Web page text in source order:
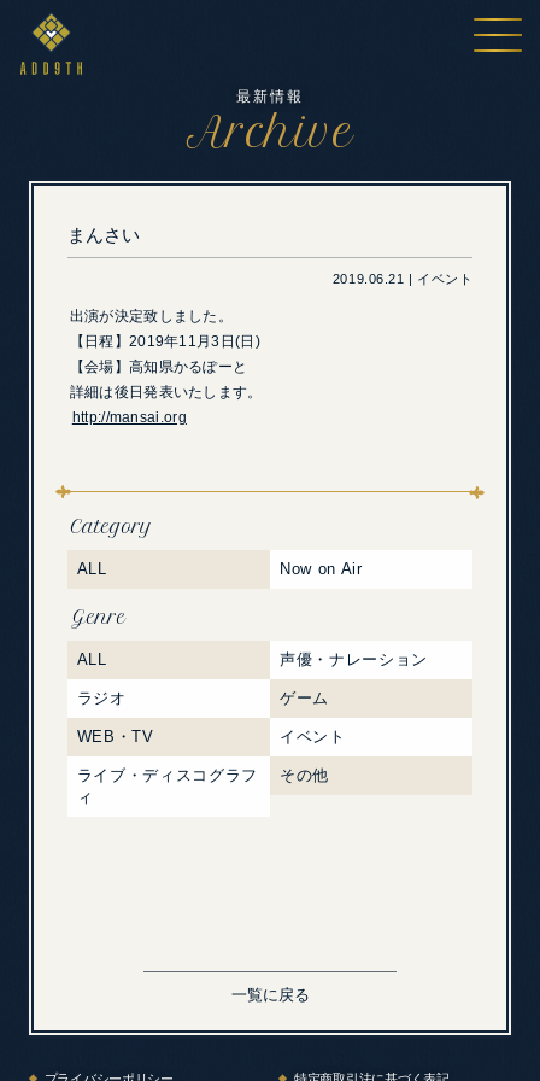
最新情報
Archive
まんさい
2019.06.21 | イベント
出演が決定致しました。
【日程】2019年11月3日(日)
【会場】高知県かるぽーと
詳細は後日発表いたします。
http://mansai.org
Category
ALL Now on Air
Genre
ALL 声優・ナレーション
ラジオ ゲーム
WEB・TV イベント
ライブ・ディスコグラフ
ィ
その他
一覧に戻る